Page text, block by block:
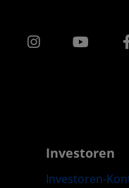
Instagram
Investoren
Investoren-